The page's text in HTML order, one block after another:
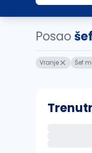
Posao
Vranje Šef